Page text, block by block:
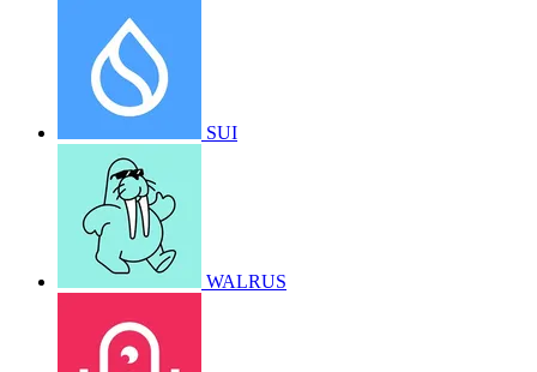
SUI
WALRUS